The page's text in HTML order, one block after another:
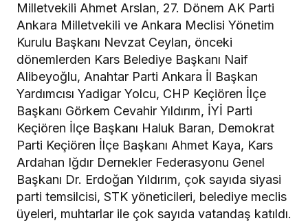
Milletvekili Ahmet Arslan, 27. Dönem AK Parti
Ankara Milletvekili ve Ankara Meclisi Yönetim
Kurulu Başkanı Nevzat Ceylan, önceki
dönemlerden Kars Belediye Başkanı Naif
Alibeyoğlu, Anahtar Parti Ankara İl Başkan
Yardımcısı Yadigar Yolcu, CHP Keçiören İlçe
Başkanı Görkem Cevahir Yıldırım, İYİ Parti
Keçiören İlçe Başkanı Haluk Baran, Demokrat
Parti Keçiören İlçe Başkanı Ahmet Kaya, Kars
Ardahan Iğdır Dernekler Federasyonu Genel
Başkanı Dr. Erdoğan Yıldırım, çok sayıda siyasi
parti temsilcisi, STK yöneticileri, belediye meclis
üyeleri, muhtarlar ile çok sayıda vatandaş katıldı.